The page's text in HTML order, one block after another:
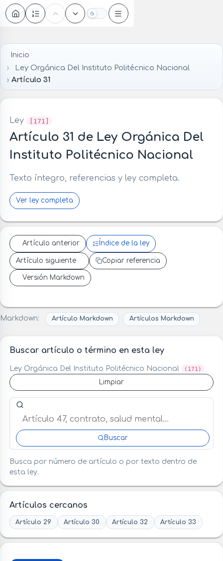
Oscuro
Inicio
Ley Orgánica Del Instituto Politécnico Nacional
Artículo 31
Ley [171]
Artículo 31 de Ley Orgánica Del
Instituto Politécnico Nacional
Texto íntegro, referencias y ley completa.
Ver ley completa
Artículo anterior Índice de la ley
Artículo siguiente Copiar referencia
Versión Markdown
Markdown: Artículo Markdown Artículos Markdown
Buscar artículo o término en esta ley
Ley Orgánica Del Instituto Politécnico Nacional (171)
Limpiar
Buscar artículo o término en esta ley
Buscar
Busca por número de artículo o por texto dentro de
esta ley.
Artículos cercanos
Artículo 29 Artículo 30 Artículo 32 Artículo 33